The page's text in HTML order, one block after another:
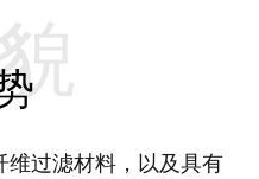
维过滤材料，以及具有